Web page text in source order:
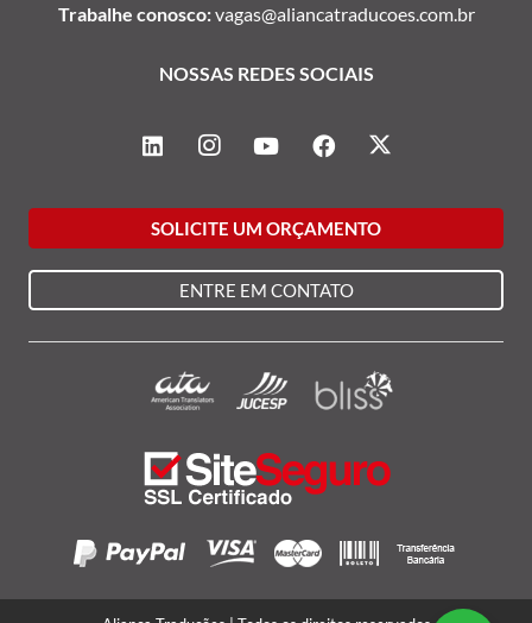
Trabalhe conosco:vagas@aliancatraducoes.com.br
NOSSAS REDES SOCIAIS
SOLICITE UM ORÇAMENTO
ENTRE EM CONTATO